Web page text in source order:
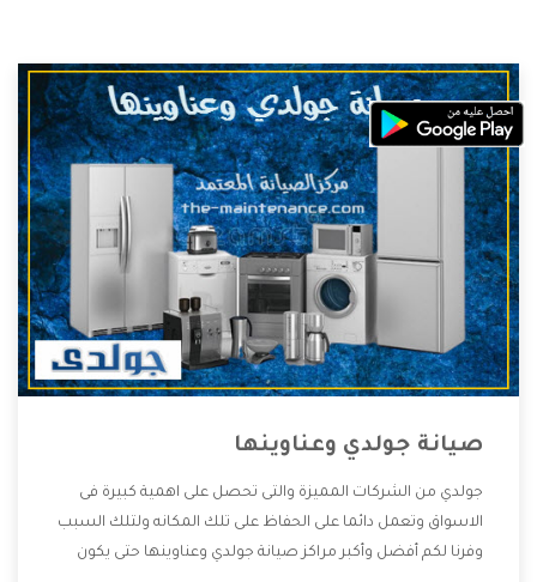
صيانة جولدي وعناوينها
جولدي من الشركات المميزة والتى تحصل على اهمية كبيرة فى
الاسواق وتعمل دائما على الحفاظ على تلك المكانه ولتلك السبب
وفرنا لكم أفضل وأكبر مراكز صيانة جولدي وعناوينها حتى يكون